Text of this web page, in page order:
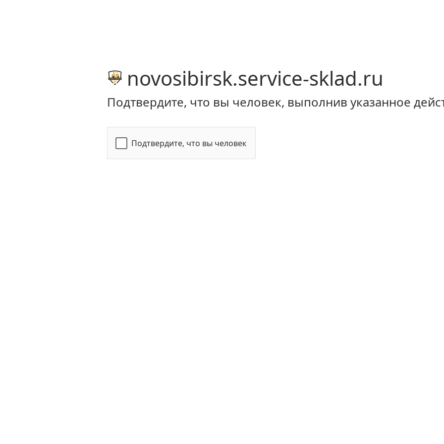
novosibirsk.service-sklad.ru
Подтвердите, что вы человек, выполнив указанное
Подтвердите, что вы человек